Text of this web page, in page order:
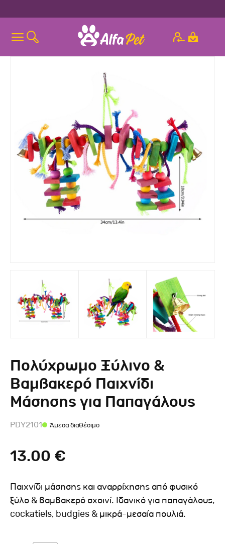
Πολύχρωμο Ξύλινο &
Βαμβακερό Παιχνίδι
Μάσησης για Παπαγάλους
PDY2101 Άμεσα διαθέσιμο
13.00 €
Παιχνίδι μάσησης και αναρρίχησης από φυσικό
ξύλο & βαμβακερό σχοινί. Ιδανικό για παπαγάλους,
cockatiels, budgies & μικρά-μεσαία πουλιά.